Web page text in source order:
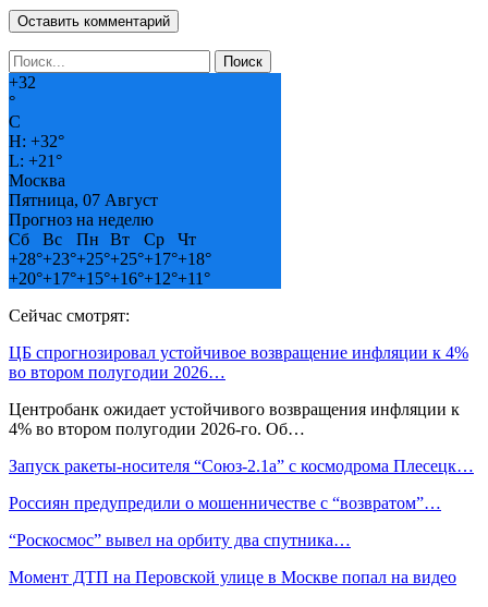
+32
°
C
H: +32°
L: +21°
Москва
Пятница, 07 Август
Прогноз на неделю
Сб
Вс Пн Вт Ср
Чт
+28°+23°+25°+25°+17°+18°
+20°+17°+15°+16°+12°+11°
Сейчас смотрят:
ЦБ спрогнозировал устойчивое возвращение инфляции к 4%
во втором полугодии 2026…
Центробанк ожидает устойчивого возвращения инфляции к
4% во втором полугодии 2026-го. Об…
Запуск ракеты-носителя “Союз-2.1а” с космодрома Плесецк…
Россиян предупредили о мошенничестве с “возвратом”…
“Роскосмос” вывел на орбиту два спутника…
Момент ДТП на Перовской улице в Москве попал на видео